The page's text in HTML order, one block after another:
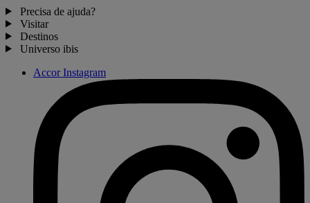
Precisa de ajuda?
Visitar
Destinos
Universo ibis
Accor Instagram